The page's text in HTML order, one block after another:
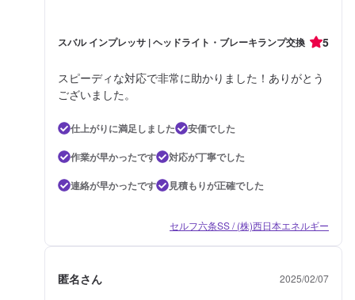
スバル インプレッサ | ヘッドライト・ブレーキランプ交換 5
スピーディな対応で非常に助かりました！ありがとう
ございました。
仕上がりに満足しました
安価でした
作業が早かったです
対応が丁寧でした
連絡が早かったです
見積もりが正確でした
セルフ六条SS / (株)西日本エネルギー
匿名さん 2025/02/07